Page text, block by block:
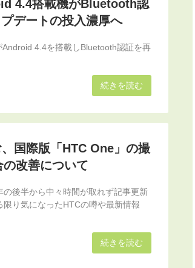
4.4搭載機がBluetooth認
デートの投入濃厚へ
4.4を搭載しBluetooth認証を再
続きを読む
国際版「HTC One」の撮
改善について
後半から中々時間が取れず記事更新
り気になったHTCの噂や最新情報
続きを読む